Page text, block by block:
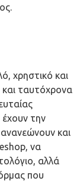
χρηστικό και
ταυτόχρονα
έχουν την
και
να
αλλά
που